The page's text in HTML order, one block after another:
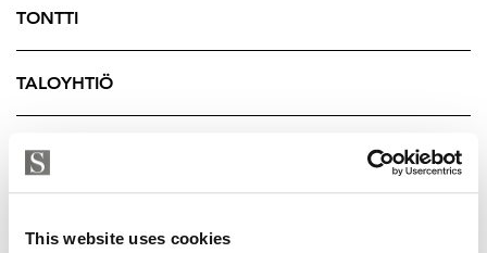
This website uses cookies
Varaa oma esittelysi ja tule ihastumaan!
TONTTI
TALOYHTIÖ
YRITYKSEN TIEDOT